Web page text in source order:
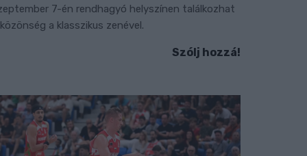
7-én rendhagyó helyszínen találkozhat
a klasszikus zenével.
Szólj hozzá!